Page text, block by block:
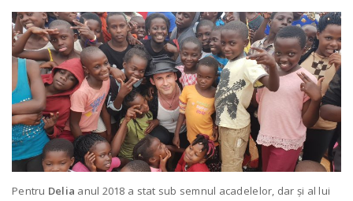
Pentru Delia anul 2018 a stat sub semnul acadelelor, dar și al lui